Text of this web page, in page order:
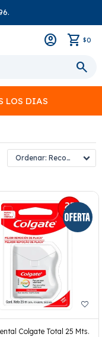
$0
LOS DIAS
Recomendados
Colgate Total 25 Mts.